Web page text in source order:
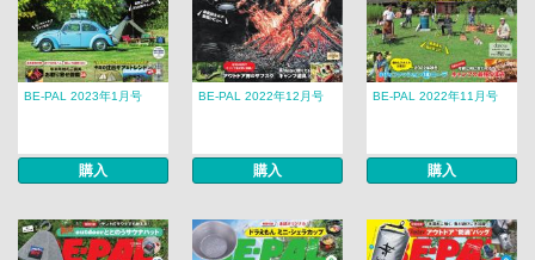
BE-PAL 2023年1月号
購入
BE-PAL 2022年12月号
購入
BE-PAL 2022年11月号
購入